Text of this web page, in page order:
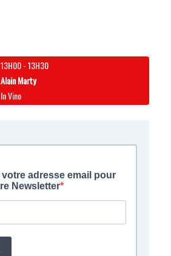
13H00-13H30
Alain Marty
In Vino